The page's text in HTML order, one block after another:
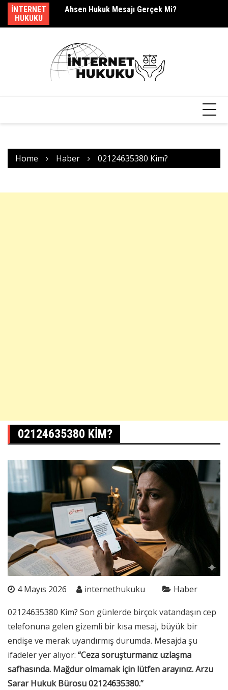
Skip
content
INTERNET
HUKUKU
Ahsen Hukuk Mesajı Gerçek Mi?
Home Haber 02124635380 Kim?
02124635380 KIM?
4 Mayıs 2026 internethukuku Haber
02124635380 Kim? Son günlerde birçok vatandaşın cep
telefonuna gelen gizemli bir kısa mesaj, büyük bir
endişe ve merak uyandırmış durumda. Mesajda şu
ifadeler yer alıyor: “Ceza soruşturmanız uzlaşma
safhasında. Mağdur olmamak için lütfen arayınız. Arzu
Sarar Hukuk Bürosu 02124635380.”